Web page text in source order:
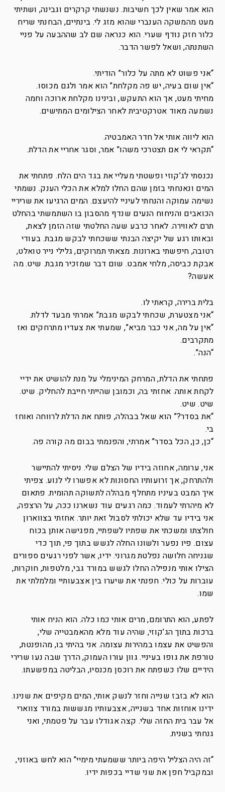
הוא אמר שאין לכך חשיבות. נשנשתי קרקרים וגבינה, ושתיתי
מעט מהמשקה הענברי שהוא מזג לי. בינתיים, הבחנתי שריח
כלור חזק נודף שערי. הוא כנראה שם לב שההבעה על פניי
השתנתה, ושאל לפשר הדבר.
“אני פשוט לא מתה על כלור” הודיתי.
“אין שום בעיה, יש פה מקלחת” הוא אמר ולגם מכוסו.
מחיתי מעט, אך הוא התעקש, ובינינו מקלחת ארוכה וחמה
נשמעה מאוד אטרקטיבית לאחר הצילומים המתישים.
הוא ליווה אותי אל חדר האמבטיה.
“תקראי לי אם תצטרכי משהו” אמר, וסגר אחריי את הדלת.
נכנסתי לג’קוזי ופשטתי מעליי את בגד הים הלח. פתחתי את
המים ונאנחתי בזמן שהם החלו למלא את הכלי הענק. נשמתי
נשימה עמוקה והנחתי לעיניי להיעצם. המים הרגיעו את שריריי
הכואבים והניחוח הנעים שנדף מהסבון בו השתמשתי בהחלט
תרם לאווירה. לאחר כרבע שעה החלטתי שזה הזמן לצאת,
ובאותו רגע של יקיצה הבנתי ששכחתי לבקש מגבת. בעודי
רטובה, חיפשתי בארונות. מצאתי תמרוקים, גלילי נייר טואלט,
אבקת כביסה, מלחי אמבט. שום דבר שמזכיר מגבת. שיט. מה
אעשה?
בלית ברירה, קראתי לו.
“אני מצטערת, שכחתי לבקש מגבת” אמרתי מבעד לדלת.
“אין על מה, אני כבר מביא”, שמעתי את צעדיו מתרחקים ואז
מתקרבים.
“הנה”.
פתחתי את הדלת, המרחק המינימלי על מנת להושיט את ידיי
לקחת אותה. אחזתי בה, וכמובן שהייתי חייבת להחליק. שיט.
שיט. שיט.
“את בסדר?” הוא שאל בבהלה, פותח את הדלת לרווחה ואוחז
בי.
“כן, כן, הכל בסדר” אמרתי, והפנמתי בבום מה קורה פה.
אני, ערומה, אחוזה בידיו של הצלם שלי. ניסיתי להתיישר
ולהתרחק, אך זרועותיו החסונות לא אפשרו לי לנוע. צפיתי
איך המבט בעיניו מתחלף מבהלה לתשוקה תהומית. פתאום
לא מיהרתי לעמוד. כמה רגעים עוד נשארנו ככה, על הרצפה,
אני בידיו עד שלא יכולתי לסבול זאת יותר. אחזתי בצווארון
חולצתו ומשכתי את שפתיו לשפתיי, מפגישה אותן בכוח
עצום. פיו נפער ולשונו החלה לגשש בתוך פי, תוך כדי
שגניחה חלושה נפלטת מגרוני. ידיו, אשר לפני רגעים ספורים
הצילו אותי מנפילה החלו לגשש במורד גבי, מלטפות, חוקרות,
עוברות על כולי. חפנתי את שיערו בין אצבעותיי ומלמלתי את
שמו.
לפתע, הוא התרומם, מרים אותי כמו כלה. הוא הניח אותי
ברכות בתוך הג’קוזי, שהיה עוד מלא מהאמבטייה שלי,
והפשיט את עצמו במהירות עצומה. אני בהיתי בו, מהופנטת,
טורפת את גופו בעיניי. גוון עורו העמוק, הדרך שבה נעו שרירי
הידיים שלו כשפתח את רוכסן מכנסיו, הבליטה במפשעתו.
הוא לא בזבז שנייה וחזר לנשק אותי, המים מקיפים את שנינו.
ידינו אוחזות אחד בשנייה, אצבעותיו מגששות במורד צווארי
אל עבר בית החזה שלי. קצה אגודלו עבר על פטמתי, ואני
גנחתי בשנית.
“זה היה הצליל היפה ביותר ששמעתי מימיי” הוא לחש באוזני,
ובמקביל חפן את שני שדיי בכפות ידיו.